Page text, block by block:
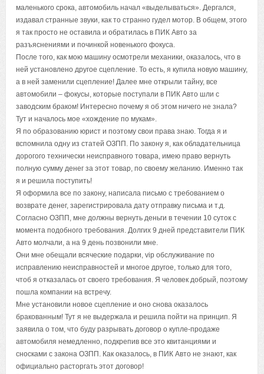
маленького срока, автомобиль начал «выделываться». Дергался,
издавал странные звуки, как то странно гудел мотор. В общем, этого
я так просто не оставила и обратилась в ПИК Авто за
разъяснениями и починкой новенького фокуса.
После того, как мою машину осмотрели механики, оказалось, что в
ней установлено другое сцепление. То есть, я купила новую машину,
а в ней заменили сцепление! Далее мне открыли тайну, все
автомобили – фокусы, которые поступали в ПИК Авто шли с
заводским браком! Интересно почему я об этом ничего не знала?
Тут и началось мое «хождение по мукам».
Я по образованию юрист и поэтому свои права знаю. Тогда я и
вспомнила одну из статей ОЗПП. По закону я, как обладательница
дорогого технически неисправного товара, имею право вернуть
полную сумму денег за этот товар, по своему желанию. Именно так
я и решила поступить!
Я оформила все по закону, написала письмо с требованием о
возврате денег, зарегистрировала дату отправку письма и т.д.
Согласно ОЗПП, мне должны вернуть деньги в течении 10 суток с
момента подобного требования. Долгих 9 дней представители ПИК
Авто молчали, а на 9 день позвонили мне.
Они мне обещали всяческие подарки, vip обслуживание по
исправлению неисправностей и многое другое, только для того,
чтоб я отказалась от своего требования. Я человек добрый, поэтому
пошла компании на встречу.
Мне установили новое сцепление и оно снова оказалось
бракованным! Тут я не выдержала и решила пойти на принцип. Я
заявила о том, что буду разрывать договор о купле-продаже
автомобиля немедленно, подкрепив все это квитанциями и
сносками с закона ОЗПП. Как оказалось, в ПИК Авто не знают, как
официально расторгать этот договор!